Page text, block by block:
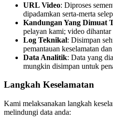
URL Video: Diproses
dipadamkan serta-merta
Kandungan Yang Dimuat
pelayan kami; video dihantar
Log Teknikal: Disimpan
pemantauan keselamatan
Data Analitik: Data yang
mungkin disimpan untuk
Langkah Keselamatan
Kami melaksanakan langkah
melindungi data anda: